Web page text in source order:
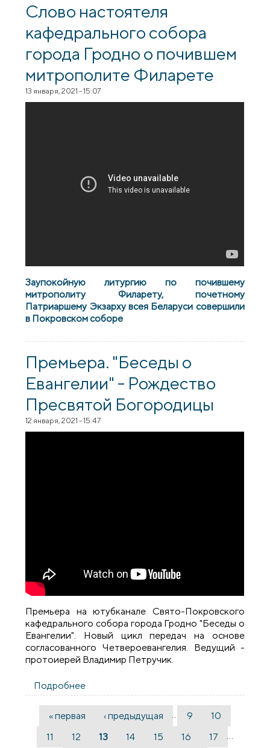
Слово настоятеля
кафедрального собора
города Гродно о почившем
митрополите Филарете
13 января, 2021 - 15:07
Заупокойную литургию по почившему
митрополиту Филарету, почетному
Патриаршему Экзарху всея Беларуси совершили
в Покровском соборе
Премьера. "Беседы о
Евангелии" - Рождество
Пресвятой Богородицы
12 января, 2021 - 15:47
Премьера на ютубканале Свято-Покровского
кафедрального собора города Гродно "Беседы о
Евангелии". Новый цикл передач на основе
согласованного Четвероевангелия. Ведущий -
протоиерей Владимир Петручик.
Подробнее
Рождество Пресвятой Богородицы
Страницы
« первая ‹ предыдущая … 9
10
11
12 13 14 15 16 17
…